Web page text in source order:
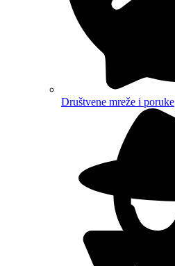
Društvene mreže i poruke